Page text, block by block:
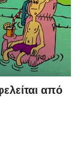
από